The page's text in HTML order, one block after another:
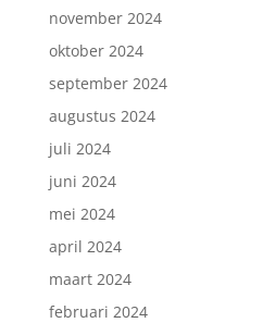
november 2024
oktober 2024
september 2024
augustus 2024
juli 2024
juni 2024
mei 2024
april 2024
maart 2024
februari 2024